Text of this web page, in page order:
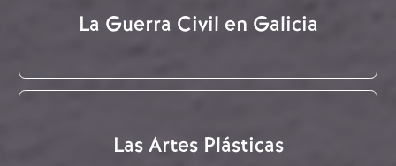
La Guerra Civil en Galicia
Las Artes Plásticas